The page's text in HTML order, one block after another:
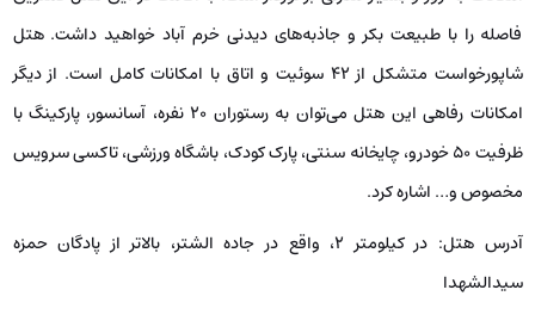
فاصله را با طبیعت بکر و جاذبه‌های دیدنی خرم آباد خواهید داشت. هتل
شاپورخواست متشکل از ۴۲ سوئیت و اتاق با امکانات کامل است. از دیگر
امکانات رفاهی این هتل می‌توان به رستوران ۲۰ نفره، آسانسور، پارکینگ با
ظرفیت ۵۰ خودرو، چایخانه سنتی، پارک کودک، باشگاه ورزشی، تاکسی سرویس
مخصوص و… اشاره کرد.
آدرس هتل: در کیلومتر ۲، واقع در جاده الشتر، بالاتر از پادگان حمزه
سیدالشهدا